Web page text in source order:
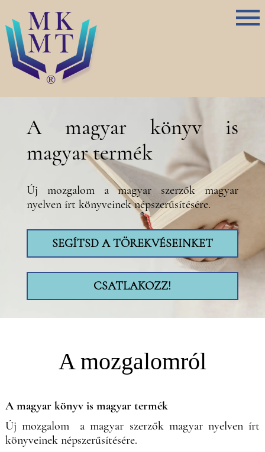
A magyar könyv is
magyar termék
Új mozgalom a magyar szerzők magyar
nyelven írt könyveinek népszerűsítésére.
SEGÍTSD A TÖREKVÉSEINKET
CSATLAKOZZ!
A mozgalomról
A magyar könyv is magyar termék
Új mozgalom a magyar szerzők magyar nyelven írt
könyveinek népszerűsítésére.